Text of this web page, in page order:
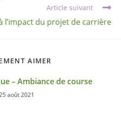
Article suivant
l’impact du projet de carrière
AIMER
– Ambiance de course
août 2021